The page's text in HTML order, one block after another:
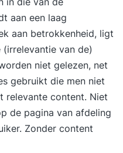
aan een laag
aan betrokkenheid, ligt
van de)
niet gelezen, net
gebruikt die men niet
relevante content. Niet
de pagina van afdeling
Zonder content